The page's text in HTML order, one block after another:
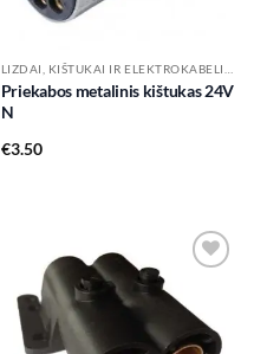
Priekabos metalinis kištukas 24V
N
€3.50
wishlist